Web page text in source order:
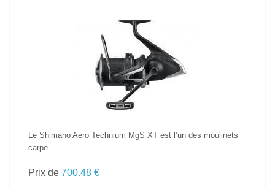
VOIR LE PRODUIT
Le Shimano Aero Technium MgS XT est l’un des moulinets
carpe...
Prix de 700.48 €